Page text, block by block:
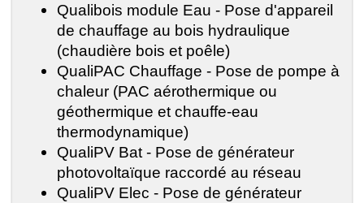
Qualibois module Eau - Pose d'appareil
de chauffage au bois hydraulique
(chaudière bois et poêle)
QualiPAC Chauffage - Pose de pompe à
chaleur (PAC aérothermique ou
géothermique et chauffe-eau
thermodynamique)
QualiPV Bat - Pose de générateur
photovoltaïque raccordé au réseau
QualiPV Elec - Pose de générateur